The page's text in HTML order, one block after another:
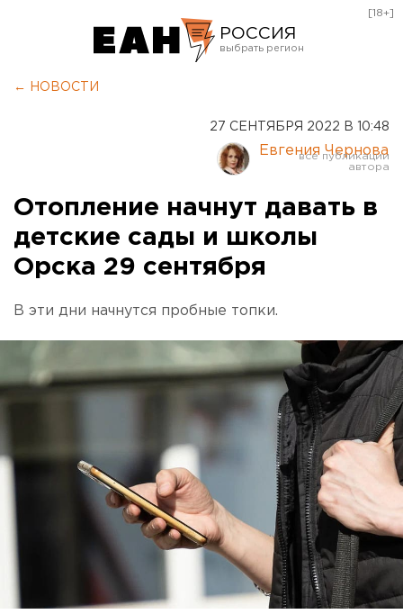
РОССИЯ
Курган
Оренбург
[18+]
← НОВОСТИ
27 СЕНТЯБРЯ 2022 В 10:48
Евгения Чернова
Отопление начнут давать в
детские сады и школы
Орска 29 сентября
В эти дни начнутся пробные топки.